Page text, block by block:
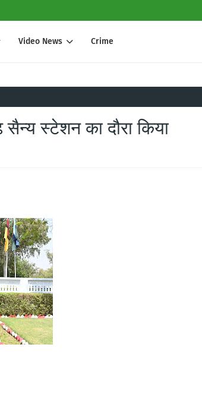
Video News Crime
स्टेशन का दौरा किया